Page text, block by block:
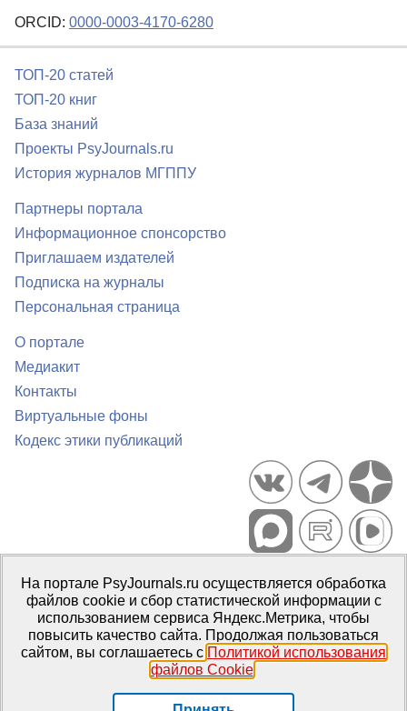
ORCID: 0000-0003-4170-6280
ТОП-20 статей
ТОП-20 книг
База знаний
Проекты PsyJournals.ru
История журналов МГППУ
Партнеры портала
Информационное спонсорство
Приглашаем издателей
Подписка на журналы
Персональная страница
О портале
Медиакит
Контакты
Виртуальные фоны
Кодекс этики публикаций
Портал психологических изданий PsyJournals.ru, 2007–2026
Правила использования материалов
Свидетельство регистрации СМИЭл № ФС77-66447 от 14 июля
2016 г.
Издатель: ФГБОУ ВО МГППУ
На портале PsyJournals.ru осуществляется обработка
файлов cookie и сбор статистической информации с
использованием сервиса Яндекс.Метрика, чтобы
повысить качество сайта. Продолжая пользоваться
сайтом, вы соглашаетесь с Политикой использования
файлов Cookie.